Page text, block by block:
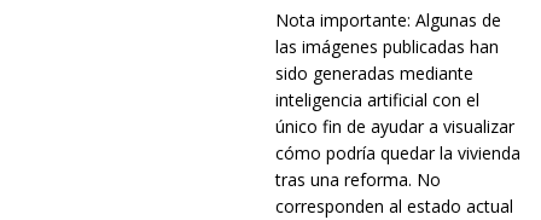
Nota importante: Algunas de
las imágenes publicadas han
sido generadas mediante
inteligencia artificial con el
único fin de ayudar a visualizar
cómo podría quedar la vivienda
tras una reforma. No
corresponden al estado actual